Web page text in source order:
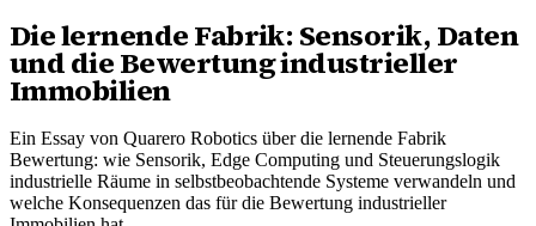
Die lernende Fabrik: Sensorik, Daten
und die Bewertung industrieller
Immobilien
Ein Essay von Quarero Robotics über die lernende Fabrik
Bewertung: wie Sensorik, Edge Computing und Steuerungslogik
industrielle Räume in selbstbeobachtende Systeme verwandeln und
welche Konsequenzen das für die Bewertung industrieller